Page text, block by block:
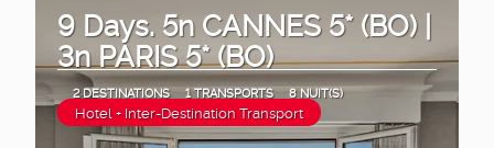
9 Days. 5n CANNES 5* (BO) |
3n PARIS 5* (BO)
2 DESTINATIONS 1 TRANSPORTS 8 NUIT(S)
Hotel + Inter-Destination Transport